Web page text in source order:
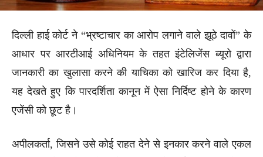
दिल्ली हाई कोर्ट ने “भ्रष्टाचार का आरोप लगाने वाले झूठे दावों” के
आधार पर आरटीआई अधिनियम के तहत इंटेलिजेंस ब्यूरो द्वारा
जानकारी का खुलासा करने की याचिका को खारिज कर दिया है,
यह देखते हुए कि पारदर्शिता कानून में ऐसा निर्दिष्ट होने के कारण
एजेंसी को छूट है।
अपीलकर्ता, जिसने उसे कोई राहत देने से इनकार करने वाले एकल